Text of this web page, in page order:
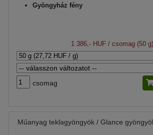
Gyöngyház fény
1 386,- HUF/ csomag (50 g)
csomag
Műanyag teklagyöngyök / Glance